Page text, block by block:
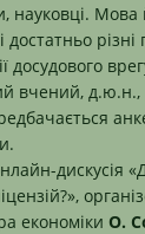
науковці.
достатньо
досудового
вчений,
дискусія
економіки О.